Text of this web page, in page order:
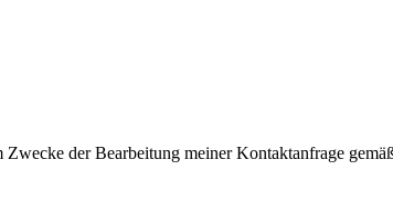
der Bearbeitung meiner Kontaktanfrage